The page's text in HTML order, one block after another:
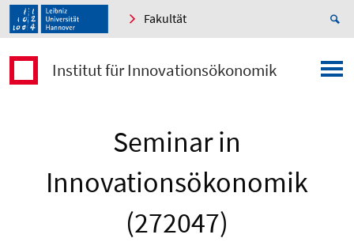
Fakultät
Institut für Innovationsökonomik
Seminar in
Innovationsökonomik
(272047)